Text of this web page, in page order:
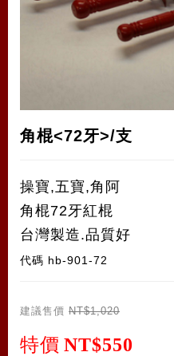
角棍<72牙>/支
操寶,五寶,角阿
角棍72牙紅棍
台灣製造.品質好
代碼 hb-901-72
建議售價 NT$1,020
特價 NT$550